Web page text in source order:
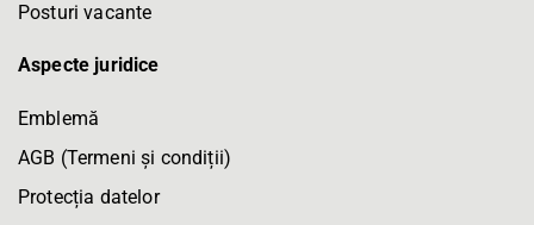
Posturi vacante
Aspecte juridice
Emblemă
AGB (Termeni și condiții)
Protecția datelor